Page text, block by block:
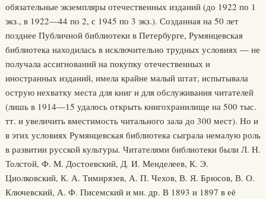
обязательные экземпляры отечественных изданий (до 1922 по 1
экз., в 1922—44 по 2, с 1945 по 3 экз.). Созданная на 50 лет
позднее Публичной библиотеки в Петербурге, Румянцевская
библиотека находилась в исключительно трудных условиях — не
получала ассигнований на покупку отечественных и
иностранных изданий, имела крайне малый штат, испытывала
острую нехватку места для книг и для обслуживания читателей
(лишь в 1914—15 удалось открыть книгохранилище на 500 тыс.
тт. и увеличить вместимость читального зала до 300 мест). Но и
в этих условиях Румянцевская библиотека сыграла немалую роль
в развитии русской культуры. Читателями библиотеки были Л. Н.
Толстой, Ф. М. Достоевский, Д. И. Менделеев, К. Э.
Циолковский, К. А. Тимирязев, А. П. Чехов, В. Я. Брюсов, В. О.
Ключевский, А. Ф. Писемский и мн. др. В 1893 и 1897 в её